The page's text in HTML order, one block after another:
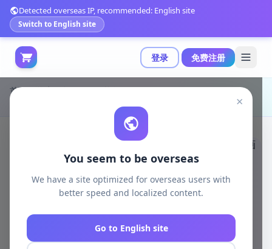
登录 免费注册
Detected overseas IP, recommended: English site
Switch to English site
×
You seem to be overseas
We have a site optimized for overseas users with
better speed and localized content.
Go to English site
首页 游戏开发 unreal资源
Unreal Engine Animations